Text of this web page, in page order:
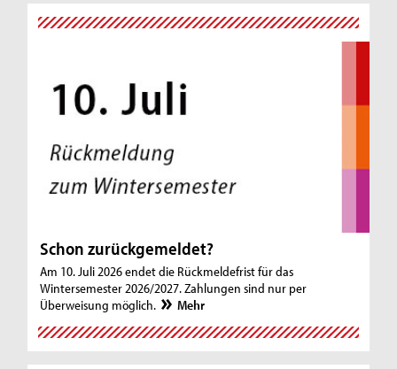
Schon zurückgemeldet?
Am 10. Juli 2026 endet die Rückmeldefrist für das
Wintersemester 2026/2027. Zahlungen sind nur per
Überweisung möglich.
Mehr